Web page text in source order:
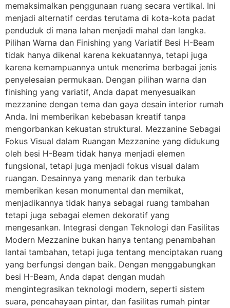
memaksimalkan penggunaan ruang secara vertikal. Ini
menjadi alternatif cerdas terutama di kota-kota padat
penduduk di mana lahan menjadi mahal dan langka.
Pilihan Warna dan Finishing yang Variatif Besi H-Beam
tidak hanya dikenal karena kekuatannya, tetapi juga
karena kemampuannya untuk menerima berbagai jenis
penyelesaian permukaan. Dengan pilihan warna dan
finishing yang variatif, Anda dapat menyesuaikan
mezzanine dengan tema dan gaya desain interior rumah
Anda. Ini memberikan kebebasan kreatif tanpa
mengorbankan kekuatan struktural. Mezzanine Sebagai
Fokus Visual dalam Ruangan Mezzanine yang didukung
oleh besi H-Beam tidak hanya menjadi elemen
fungsional, tetapi juga menjadi fokus visual dalam
ruangan. Desainnya yang menarik dan terbuka
memberikan kesan monumental dan memikat,
menjadikannya tidak hanya sebagai ruang tambahan
tetapi juga sebagai elemen dekoratif yang
mengesankan. Integrasi dengan Teknologi dan Fasilitas
Modern Mezzanine bukan hanya tentang penambahan
lantai tambahan, tetapi juga tentang menciptakan ruang
yang berfungsi dengan baik. Dengan menggabungkan
besi H-Beam, Anda dapat dengan mudah
mengintegrasikan teknologi modern, seperti sistem
suara, pencahayaan pintar, dan fasilitas rumah pintar